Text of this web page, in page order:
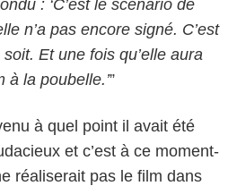
: ‘C’est le scénario de
n’a pas encore signé. C’est
Et une fois qu’elle aura
à la poubelle.’”
à quel point il avait été
et c’est à ce moment-
réaliserait pas le film dans